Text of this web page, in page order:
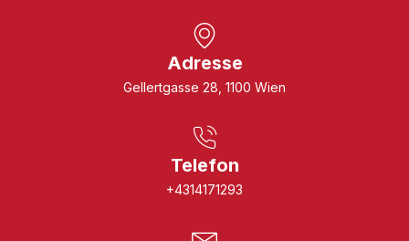
Adresse
Gellertgasse 28, 1100 Wien
Telefon
+4314171293